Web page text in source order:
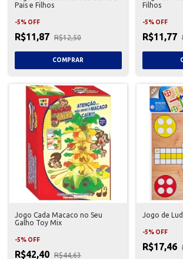
Pais e Filhos
-5% OFF
R$11,87 R$12,50
Filhos
-5% OFF
R$11,77
Jogo Cada Macaco no Seu
Galho Toy Mix
-5% OFF
R$42,40 R$44,63
Jogo de
-5% OFF
R$17,46